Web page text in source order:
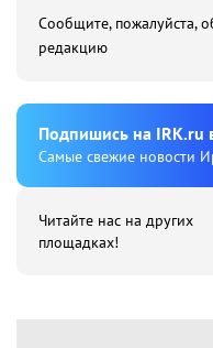
Сообщите, пожалуйста,
редакцию
Подпишиcь на IRK.ru
Cамые свежие новости
Читайте нас на других
площадках!